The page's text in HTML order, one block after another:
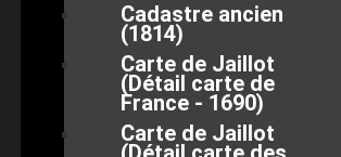
Cadastre ancien
(1814)
Carte de Jaillot
(Détail carte de
France - 1690)
Carte de Jaillot